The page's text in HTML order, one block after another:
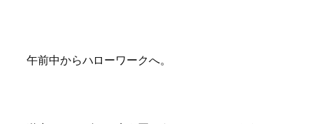
午前中からハローワークへ。